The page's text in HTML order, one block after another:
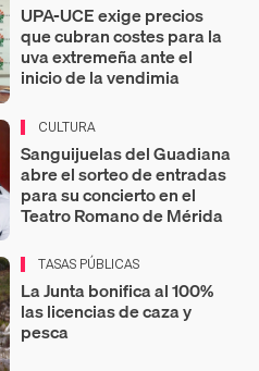
UPA-UCE exige precios
que cubran costes para la
uva extremeña ante el
inicio de la vendimia
CULTURA
Sanguijuelas del Guadiana
abre el sorteo de entradas
para su concierto en el
Teatro Romano de Mérida
TASAS PÚBLICAS
La Junta bonifica al 100%
las licencias de caza y
pesca